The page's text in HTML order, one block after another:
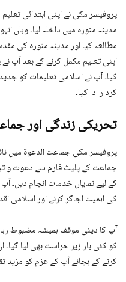
پروفیسر مکی نے اپنی ابتدائی
مدینہ منورہ میں داخلہ لیا۔ وہاں
مطالعہ کیا اور مدینہ منورہ کی
اپنی تعلیم مکمل کرنے کے بعد آپ
کیا۔ آپ نے اسلامی تعلیمات کو
کردار ادا کیا۔
تحریکی زندگی اور
پروفیسر مکی جماعت الدعوۃ میں
جماعت کے پلیٹ فارم سے دعوت و
کے لیے نمایاں خدمات انجام دیں۔
کی اہمیت اجاگر کرنے اور اسلامی
آپ کا دینی موقف ہمیشہ مضبوط
کو کئی بار زیر حراست بھی لیا
کرنے کے بجائے آپ کے عزم کو مزید